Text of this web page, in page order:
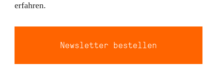
erfahren.
Newsletter bestellen